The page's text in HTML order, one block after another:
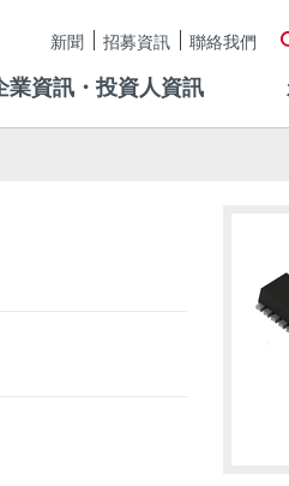
新聞 招募資訊 聯絡我們
業資訊・投資人資訊